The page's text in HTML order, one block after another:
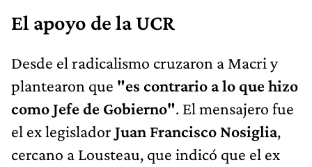
El apoyo de la UCR
Desde el radicalismo cruzaron a Macri y
plantearon que "es contrario a lo que hizo
como Jefe de Gobierno". El mensajero fue
el ex legislador Juan Francisco Nosiglia,
cercano a Lousteau, que indicó que el ex